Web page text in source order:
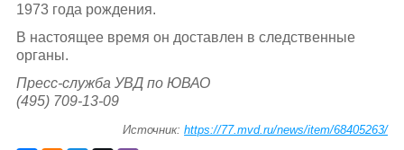
1973 года рождения.
В настоящее время он доставлен в следственные
органы.
Пресс-служба УВД по ЮВАО
(495) 709-13-09
Источник:https://77.mvd.ru/news/item/68405263/